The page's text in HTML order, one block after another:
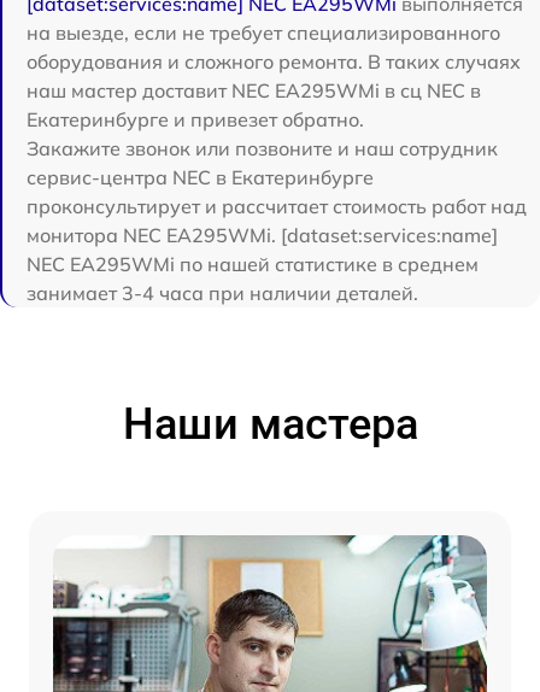
на выезде, если не требует специализированного
оборудования и сложного ремонта. В таких случаях
наш мастер доставит NEC EA295WMi в сц NEC в
Екатеринбурге и привезет обратно.
Закажите звонок или позвоните и наш сотрудник
сервис-центра NEC в Екатеринбурге
проконсультирует и рассчитает стоимость работ над
монитора NEC EA295WMi. [dataset:services:name]
NEC EA295WMi по нашей статистике в среднем
занимает 3-4 часа при наличии деталей.
Наши мастера